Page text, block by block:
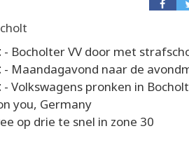
- Bocholter VV door met
- Maandagavond naar de
- Volkswagens pronken in Bocholt
you, Germany
op drie te snel in zone 30